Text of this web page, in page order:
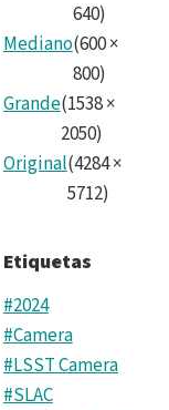
640)
Mediano(600×
800)
Grande(1538×
2050)
Original(4284×
5712)
Etiquetas
#2024
#Camera
#LSST Camera
#SLAC